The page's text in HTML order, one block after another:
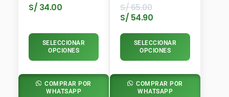
S/ 34.00
SELECCIONAR
OPCIONES
COMPRAR POR
WHATSAPP
S/65.00
S/ 54.90
SELECCIONAR
OPCIONES
COMPRAR POR
WHATSAPP